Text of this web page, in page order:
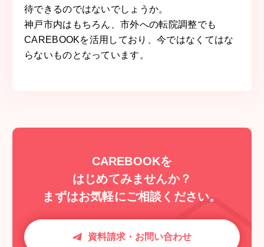
待できるのではないでしょうか。
神戸市内はもちろん、市外への転院調整でも
CAREBOOKを活用しており、今ではなくてはな
らないものとなっています。
CAREBOOKを
はじめてみませんか？
まずはお気軽にご相談ください。
資料請求・お問い合わせ